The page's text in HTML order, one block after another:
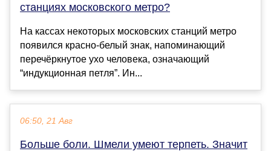
станциях московского метро?
На кассах некоторых московских станций метро
появился красно-белый знак, напоминающий
перечёркнутое ухо человека, означающий
“индукционная петля”. Ин...
06:50, 21 Авг
Больше боли. Шмели умеют терпеть. Значит